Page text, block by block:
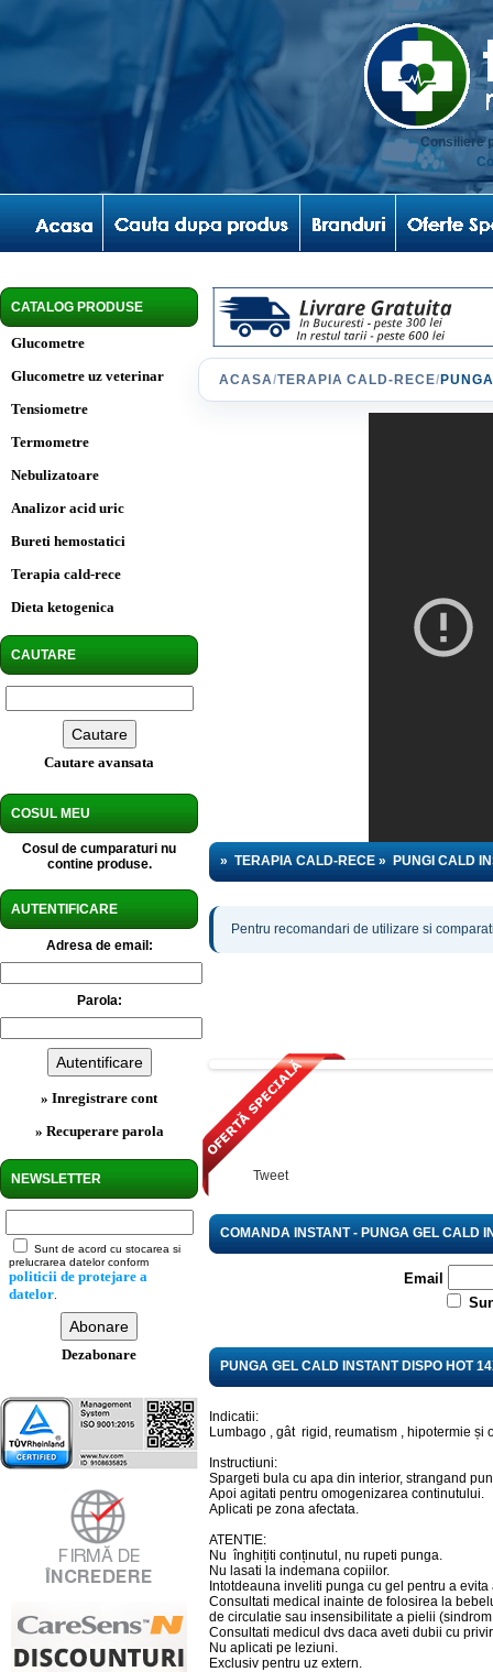
Consiliere
CATALOG PRODUSE
Glucometre
Glucometre uz veterinar
Tensiometre
Termometre
Nebulizatoare
Analizor acid uric
Bureti hemostatici
Terapia cald-rece
Dieta ketogenica
CAUTARE
Cautare avansata
COSUL MEU
Cosul de cumparaturi nu
contine produse.
AUTENTIFICARE
Adresa de email:
Parola:
» Inregistrare cont
» Recuperare parola
NEWSLETTER
Sunt de acord cu stocarea si
prelucrarea datelor conform
politicii de protejare a
datelor
Dezabonare
ACASA/TERAPIA CALD-RECE/
» TERAPIA CALD-RECE » PUNGI CALD
Pentru recomandari de utilizare si
Tweet
COMANDA INSTANT - PUNGA GEL CALD
Email
PUNGA GEL CALD INSTANT DISPO HOT
Indicatii:
Lumbago , gât rigid, reumatism , hipotermie
Instructiuni:
Spargeti bula cu apa din interior, strangand
Apoi agitati pentru omogenizarea continutului.
Aplicati pe zona afectata.
ATENTIE:
Nu înghițiti conținutul, nu rupeti punga.
Nu lasati la indemana copiilor.
Intotdeauna inveliti punga cu gel pentru a
Consultati medical inainte de folosirea la
de circulatie sau insensibilitate a pielii
Consultati medicul dvs daca aveti dubii cu
Nu aplicati pe leziuni.
Exclusiv pentru uz extern.